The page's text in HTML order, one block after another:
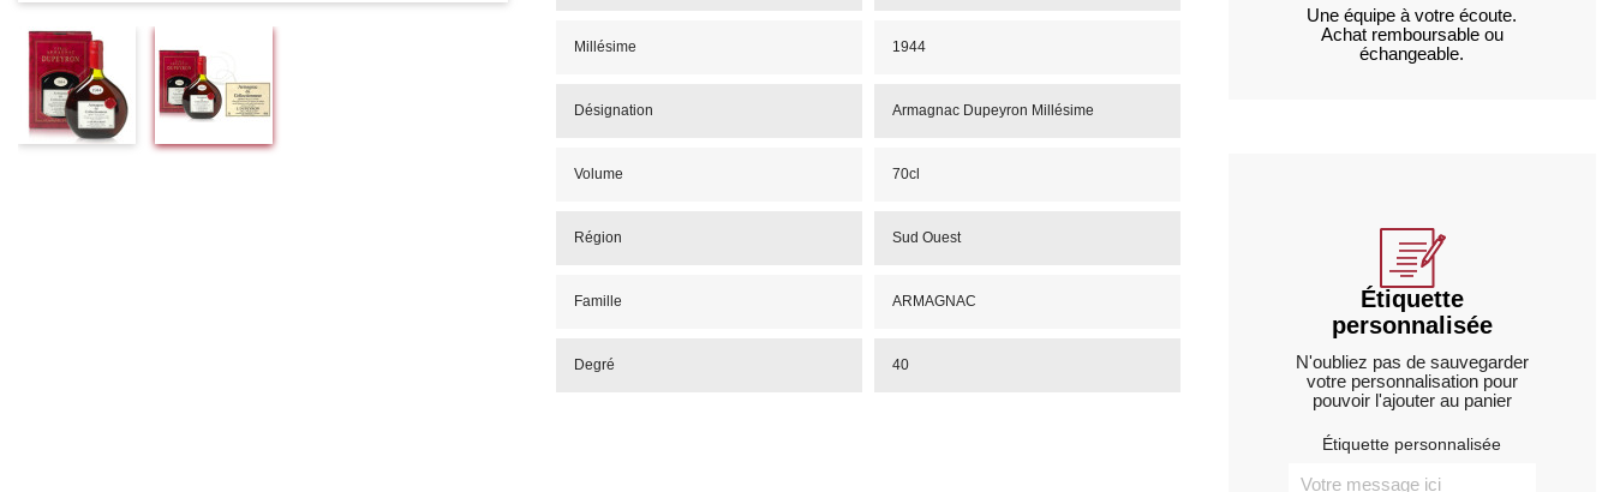
Millésime 1944
Désignation Armagnac Dupeyron Millésime
Volume 70cl
Région Sud Ouest
Famille ARMAGNAC
Degré 40
Une équipe à votre écoute.
Achat remboursable ou
échangeable.
Étiquette
personnalisée
N'oubliez pas de sauvegarder
votre personnalisation pour
pouvoir l'ajouter au panier
Étiquette personnalisée